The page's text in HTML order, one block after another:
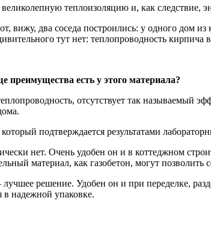
теплоизоляцию и, как следствие,
вижу, два соседа построились: у одного дом
тут нет: теплопроводность кирпича
есть у этого материала?
отсутствует так называемый
подтверждается результатами
нет. Очень удобен он и в коттеджном
материал, как газобетон, могут позволить
решение. Удобен он и при переделке,
в надежной упаковке.